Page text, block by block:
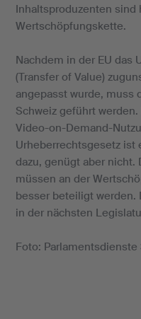
Inhaltsproduzenten
Wertschöpfungskette.
Nachdem in der EU das
(Transfer of Value)
angepasst wurde, muss
Schweiz geführt
Video-on-Demand-
Urheberrechtsgesetz ist
dazu, genügt aber nicht.
müssen an der
besser beteiligt werden.
in der nächsten
Foto: